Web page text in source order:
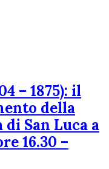
– 1875): il
della
San Luca a
16.30 –